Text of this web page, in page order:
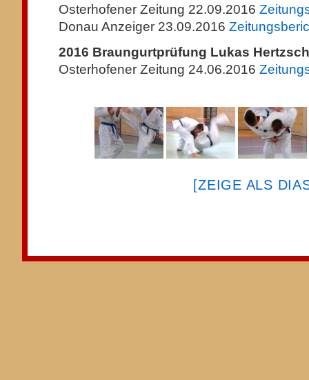
Osterhofener Zeitung 22.09.2016
Donau Anzeiger 23.09.2016
2016 Braungurtprüfung Lukas
Osterhofener Zeitung 24.06.2016
[ZEIGE ALS